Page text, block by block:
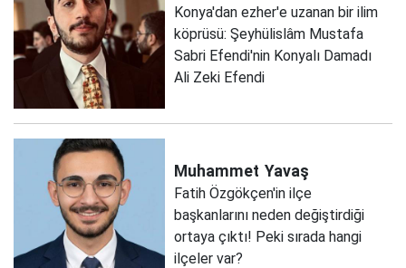
Konya'dan ezher'e uzanan bir ilim
köprüsü: Şeyhülislâm Mustafa
Sabri Efendi'nin Konyalı Damadı
Ali Zeki Efendi
Muhammet Yavaş
Fatih Özgökçen'in ilçe
başkanlarını neden değiştirdiği
ortaya çıktı! Peki sırada hangi
ilçeler var?